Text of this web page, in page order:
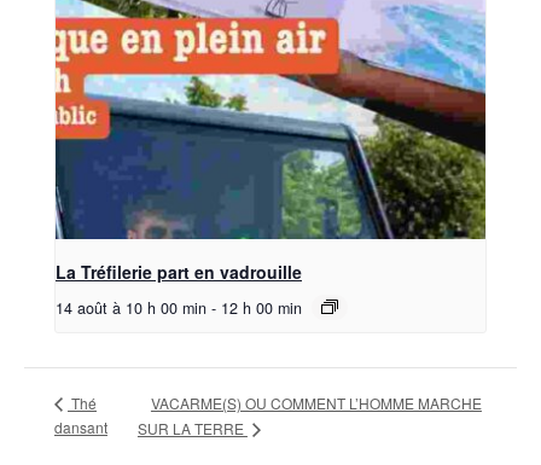
La Tréfilerie part en vadrouille
14 août à 10 h 00 min - 12 h 00 min
Thé
dansant
VACARME(S) OU COMMENT L’HOMME MARCHE
SUR LA TERRE